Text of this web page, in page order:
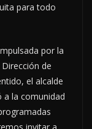
para todo
por la
de
el alcalde
la comunidad